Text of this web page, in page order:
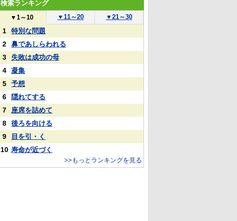
検索ランキング
▼ 1～10 ▼ 11～20 ▼ 21～30
1
特別な問題
2
鼻であしらわれる
3
失敗は成功の母
4
凝集
5
予想
6
隠れてする
7
座席を詰めて
8
後ろを向ける
9
目を引・く
10 寿命が近づく
>>もっとランキングを見る